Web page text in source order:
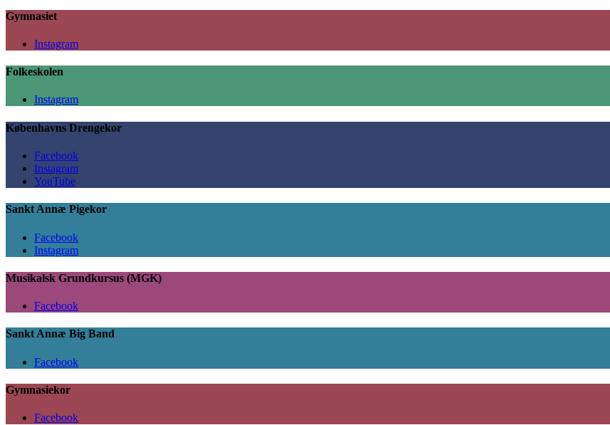
Gymnasiet
Instagram
Folkeskolen
Instagram
Københavns Drengekor
Facebook
Instagram
YouTube
Sankt Annæ Pigekor
Facebook
Instagram
Musikalsk Grundkursus (MGK)
Facebook
Sankt Annæ Big Band
Facebook
Gymnasiekor
Facebook